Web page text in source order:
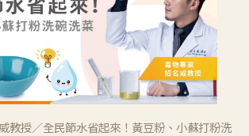
教授／全民節水省起來！黃豆粉、小蘇打粉洗